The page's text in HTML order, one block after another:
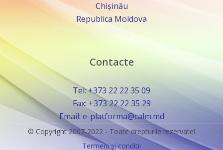
Chișinău
Republica Moldova
Contacte
Tel: +373 22 22 35 09
Fax: +373 22 22 35 29
Email: e-platforma@calm.md
© Copyright 2007-2022 - Toate drepturile rezervate!
Termeni și conditii